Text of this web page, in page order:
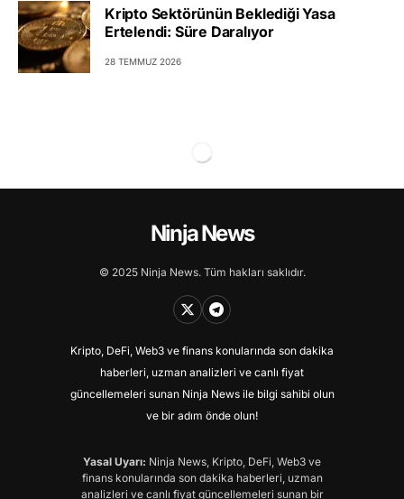
Kripto Sektörünün Beklediği Yasa
Ertelendi: Süre Daralıyor
28 TEMMUZ 2026
Ninja News
© 2025 Ninja News. Tüm hakları saklıdır.
Kripto, DeFi, Web3 ve finans konularında son dakika
haberleri, uzman analizleri ve canlı fiyat
güncellemeleri sunan Ninja News ile bilgi sahibi olun
ve bir adım önde olun!
Yasal Uyarı: Ninja News, Kripto, DeFi, Web3 ve
finans konularında son dakika haberleri, uzman
analizleri ve canlı fiyat güncellemeleri sunan bir